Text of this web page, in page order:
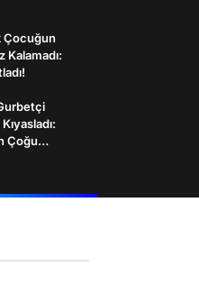
Çocuğun
Kalamadı:
Çoğu